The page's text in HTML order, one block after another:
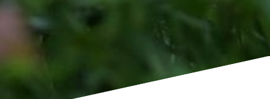
Ritorna alla lista